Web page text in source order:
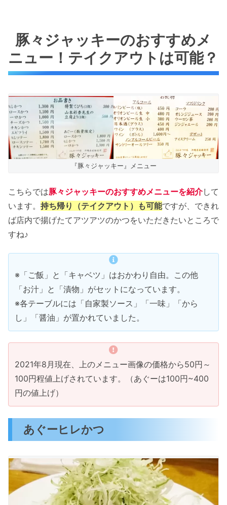
豚々ジャッキーのおすすめメ
ニュー！テイクアウトは可能？
『豚々ジャッキー』メニュー
こちらでは豚々ジャッキーのおすすめメニューを紹介して
います。 持ち帰り（テイクアウト）も可能ですが、できれ
ば店内で揚げたてアツアツのかつをいただきたいところで
すね♪
※「ご飯」と「キャベツ」はおかわり自由。この他
「お汁」と「漬物」がセットになっています。
※各テーブルには「自家製ソース」「一味」「から
し」「醤油」が置かれていました。
2021年8月現在、上のメニュー画像の価格から50円～
100円程値上げされています。（あぐーは100円~400
円の値上げ）
あぐーヒレかつ